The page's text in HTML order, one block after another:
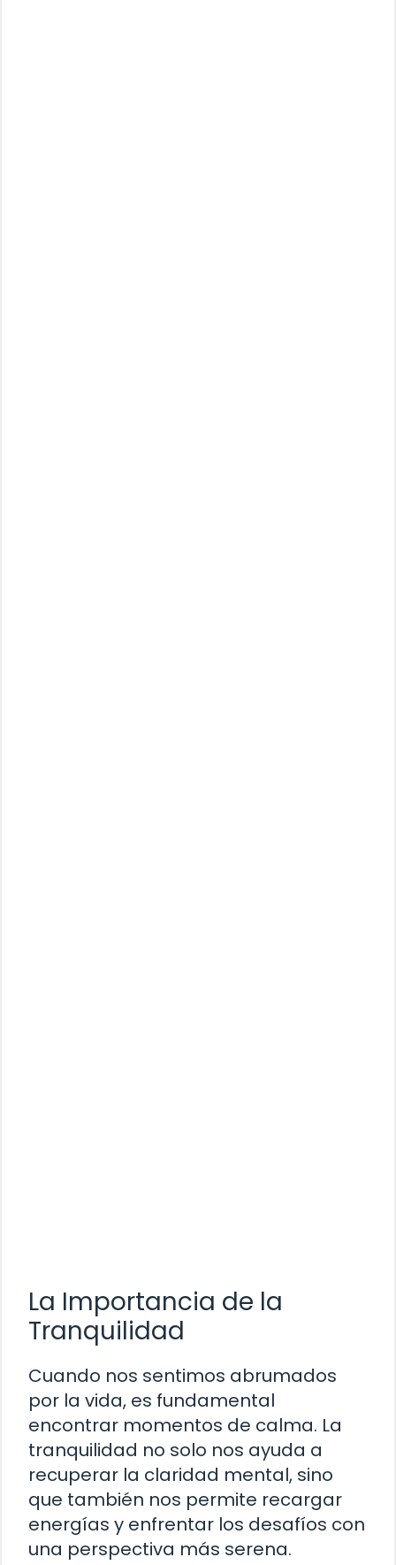
La Importancia de la
Tranquilidad
Cuando nos sentimos abrumados
por la vida, es fundamental
encontrar momentos de calma. La
tranquilidad no solo nos ayuda a
recuperar la claridad mental, sino
que también nos permite recargar
energías y enfrentar los desafíos con
una perspectiva más serena.